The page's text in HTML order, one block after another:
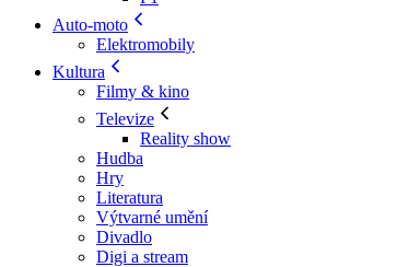
Auto-moto
Elektromobily
Kultura
Filmy & kino
Televize
Reality show
Hudba
Hry
Literatura
Výtvarné umění
Divadlo
Digi a stream